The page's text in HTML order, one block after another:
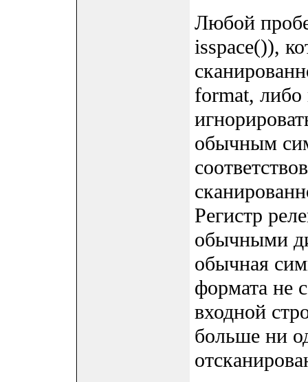
Любой
isspace()),
format, либо
обычным
Регистр
обычными
обычная
формата не
входной
больше ни